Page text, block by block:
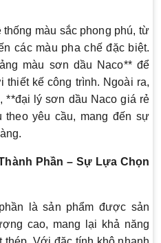
màu sắc phong phú, từ
các màu pha chế đặc biệt.
màu sơn dầu Naco** để
thiết kế công trình. Ngoài ra,
**đại lý sơn dầu Naco giá rẻ
theo yêu cầu, mang đến sự
Phần – Sự Lựa Chọn
là sản phẩm được sản
cao, mang lại khả năng